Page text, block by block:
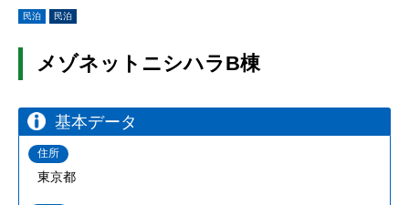
民泊 民泊
メゾネットニシハラB棟
基本データ
住所
東京都